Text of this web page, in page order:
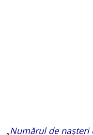
„Numărul de